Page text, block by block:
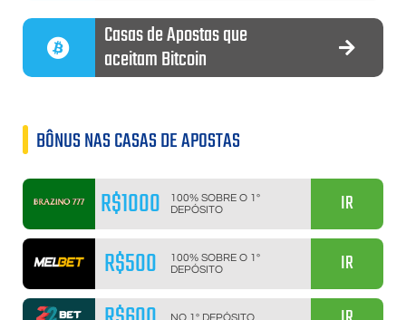
Casas de Apostas que
aceitam Bitcoin
BÔNUS NAS CASAS DE APOSTAS
R$1000
100% SOBRE O 1º
DEPÓSITO
IR
R$500
100% SOBRE O 1º
DEPÓSITO
IR